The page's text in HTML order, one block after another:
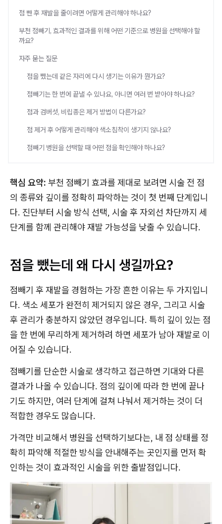
점 뺀 후 재발을 줄이려면 어떻게 관리해야 하나요?
부천 점빼기, 효과적인 결과를 위해 어떤 기준으로 병원을 선택해야 할
까요?
자주 묻는 질문
점을 뺐는데 같은 자리에 다시 생기는 이유가 뭔가요?
점빼기는 한 번에 끝낼 수 있나요, 아니면 여러 번 받아야 하나요?
점과 검버섯, 비립종은 제거 방법이 다른가요?
점 제거 후 어떻게 관리해야 색소침착이 생기지 않나요?
점빼기 병원을 선택할 때 어떤 점을 확인해야 하나요?
핵심 요약: 부천 점빼기 효과를 제대로 보려면 시술 전 점
의 종류와 깊이를 정확히 파악하는 것이 첫 번째 단계입니
다. 진단부터 시술 방식 선택, 시술 후 자외선 차단까지 세
단계를 함께 관리해야 재발 가능성을 낮출 수 있습니다.
점을 뺐는데 왜 다시 생길까요?
점빼기 후 재발을 경험하는 가장 흔한 이유는 두 가지입니
다. 색소 세포가 완전히 제거되지 않은 경우, 그리고 시술
후 관리가 충분하지 않았던 경우입니다. 특히 깊이 있는 점
을 한 번에 무리하게 제거하려 하면 세포가 남아 재발로 이
어질 수 있습니다.
점빼기를 단순한 시술로 생각하고 접근하면 기대와 다른
결과가 나올 수 있습니다. 점의 깊이에 따라 한 번에 끝나
기도 하지만, 여러 단계에 걸쳐 나눠서 제거하는 것이 더
적합한 경우도 많습니다.
가격만 비교해서 병원을 선택하기보다는, 내 점 상태를 정
확히 파악해 적절한 방식을 안내해주는 곳인지를 먼저 확
인하는 것이 효과적인 시술을 위한 출발점입니다.